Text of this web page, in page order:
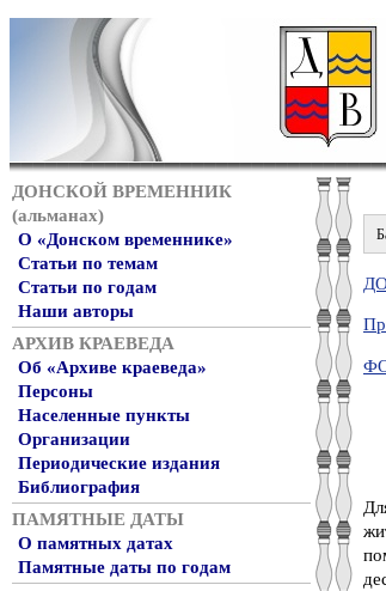
ДОНСКОЙ ВРЕМЕННИК
(альманах)
О «Донском временнике»
Статьи по темам
Статьи по годам
Наши авторы
АРХИВ КРАЕВЕДА
Об «Архиве краеведа»
Персоны
Населенные пункты
Организации
Периодические издания
Библиография
ПАМЯТНЫЕ ДАТЫ
О памятных датах
Памятные даты по годам